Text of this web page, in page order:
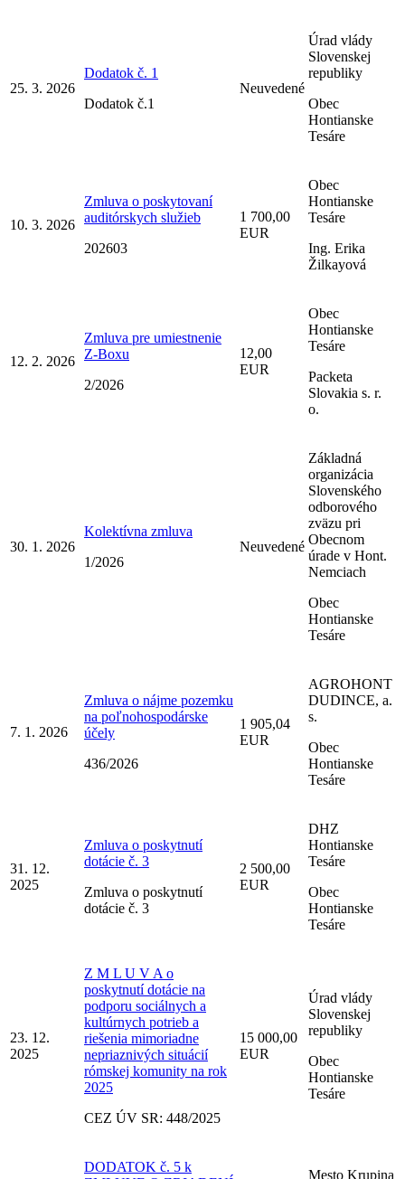
25. 3. 2026
Dodatok č. 1
Dodatok č.1
Neuvedené
Úrad vlády
Slovenskej
republiky
Obec
Hontianske
Tesáre
10. 3. 2026
Zmluva o poskytovaní
auditórskych služieb
202603
1 700,00
EUR
Obec
Hontianske
Tesáre
Ing. Erika
Žilkayová
12. 2. 2026
Zmluva pre umiestnenie
Z-Boxu
2/2026
12,00
EUR
Obec
Hontianske
Tesáre
Packeta
Slovakia s. r.
o.
30. 1. 2026
Kolektívna zmluva
1/2026
Neuvedené
Základná
organizácia
Slovenského
odborového
zväzu pri
Obecnom
úrade v Hont.
Nemciach
Obec
Hontianske
Tesáre
7. 1. 2026
Zmluva o nájme pozemku
na poľnohospodárske
účely
436/2026
1 905,04
EUR
AGROHONT
DUDINCE, a.
s.
Obec
Hontianske
Tesáre
31. 12.
2025
Zmluva o poskytnutí
dotácie č. 3
Zmluva o poskytnutí
dotácie č. 3
2 500,00
EUR
DHZ
Hontianske
Tesáre
Obec
Hontianske
Tesáre
23. 12.
2025
Z M L U V A o
poskytnutí dotácie na
podporu sociálnych a
kultúrnych potrieb a
riešenia mimoriadne
nepriaznivých situácií
rómskej komunity na rok
2025
CEZ ÚV SR: 448/2025
15 000,00
EUR
Úrad vlády
Slovenskej
republiky
Obec
Hontianske
Tesáre
DODATOK č. 5 k
Mesto Krupina